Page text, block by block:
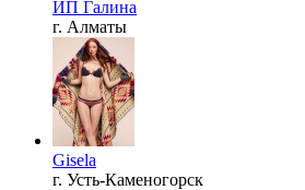
ИП Галина
г. Алматы
Gisela
г. Усть-Каменогорск